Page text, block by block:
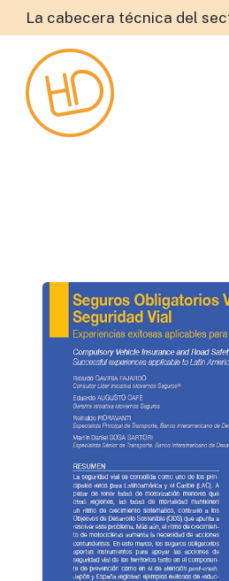
La cabecera técnica del